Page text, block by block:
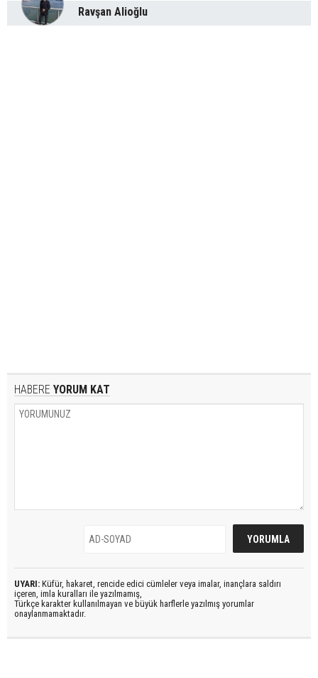
Ravşan Alioğlu
HABERE YORUM KAT
UYARI: Küfür, hakaret, rencide edici cümleler veya imalar, inançlara saldırı
içeren, imla kuralları ile yazılmamış,
Türkçe karakter kullanılmayan ve büyük harflerle yazılmış yorumlar
onaylanmamaktadır.